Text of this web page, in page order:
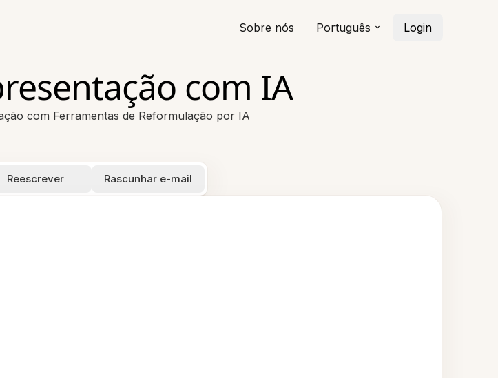
Sobre nós Português Login
com IA
com Ferramentas de Reformulação por IA
Reescrever Rascunhar e-mail